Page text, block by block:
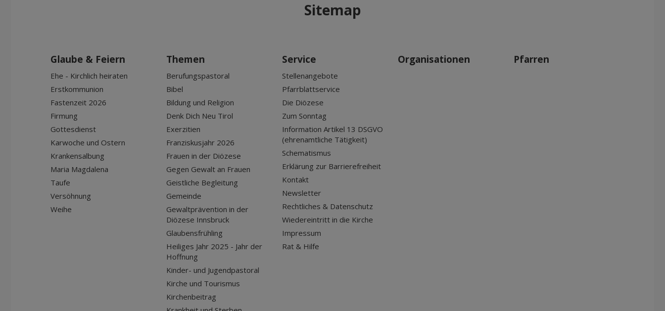
Sitemap
Glaube & Feiern
Ehe - Kirchlich heiraten
Erstkommunion
Fastenzeit 2026
Firmung
Gottesdienst
Karwoche und Ostern
Krankensalbung
Maria Magdalena
Taufe
Versöhnung
Weihe
Themen
Berufungspastoral
Bibel
Bildung und Religion
Denk Dich Neu Tirol
Exerzitien
Franziskusjahr 2026
Frauen in der Diözese
Gegen Gewalt an Frauen
Geistliche Begleitung
Gemeinde
Gewaltprävention in der
Diözese Innsbruck
Glaubensfrühling
Heiliges Jahr 2025 - Jahr der
Hoffnung
Kinder- und Jugendpastoral
Kirche und Tourismus
Kirchenbeitrag
Service
Stellenangebote
Pfarrblattservice
Die Diözese
Zum Sonntag
Information Artikel 13 DSGVO
(ehrenamtliche Tätigkeit)
Schematismus
Erklärung zur Barrierefreiheit
Kontakt
Newsletter
Rechtliches & Datenschutz
Wiedereintritt in die Kirche
Impressum
Rat & Hilfe
Organisationen Pfarren